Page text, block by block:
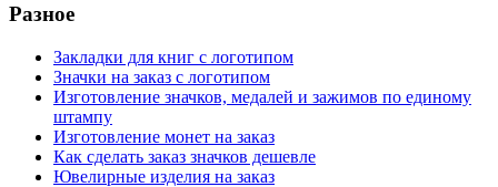
Разное
Закладки для книг с логотипом
Значки на заказ с логотипом
Изготовление значков, медалей и зажимов по единому
штампу
Изготовление монет на заказ
Как сделать заказ значков дешевле
Ювелирные изделия на заказ